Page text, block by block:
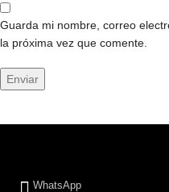
Guarda mi nombre, correo
la próxima vez que comente.
WhatsApp